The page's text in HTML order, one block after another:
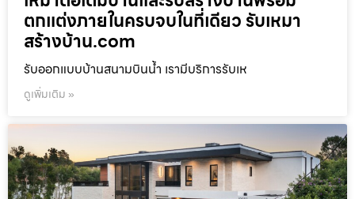
ตกแต่งภายในครบจบในที่เดียว รับเหมา
สร้างบ้าน.com
รับออกแบบบ้านสนามบินน้ำ เรามีบริการรับเห
ดูเพิ่มเติม »